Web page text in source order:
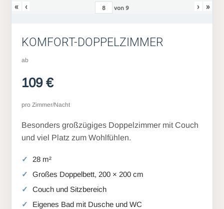
« ‹ von9 › »
KOMFORT-DOPPELZIMMER
ab
109 €
pro Zimmer/Nacht
Besonders großzügiges Doppelzimmer mit Couch
und viel Platz zum Wohlfühlen.
28 m²
Großes Doppelbett, 200 × 200 cm
Couch und Sitzbereich
Eigenes Bad mit Dusche und WC